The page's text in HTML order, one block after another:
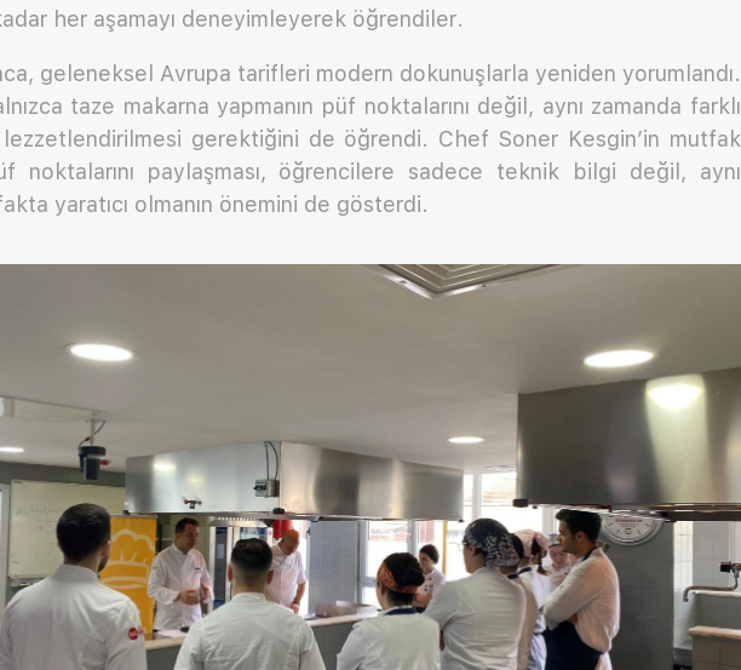
her aşamayı deneyimleyerek öğrendiler.
geleneksel Avrupa tarifleri modern dokunuşlarla yeniden yorumlandı.
taze makarna yapmanın püf noktalarını değil, aynı zamanda farklı
lezzetlendirilmesi gerektiğini de öğrendi. Chef Soner Kesgin’in mutfak
noktalarını paylaşması, öğrencilere sadece teknik bilgi değil, aynı
yaratıcı olmanın önemini de gösterdi.